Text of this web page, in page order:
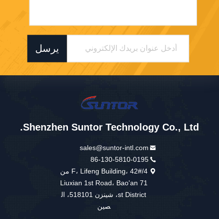
يرسل
Shenzhen Suntor Technology Co., Ltd.
sales@suntor-intl.com
86-130-5810-0195
4/F، Lifeng Building، 42# من
Liuxian 1st Road، Bao'an 71
st District، شينزن 518101، ال
صين